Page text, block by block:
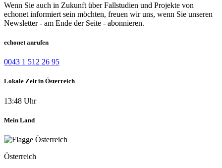
Wenn Sie auch in Zukunft über Fallstudien und Projekte von
echonet informiert sein möchten, freuen wir uns, wenn Sie unseren
Newsletter - am Ende der Seite - abonnieren.
echonet anrufen
0043 1 512 26 95
Lokale Zeit in Österreich
13:48 Uhr
Mein Land
Österreich